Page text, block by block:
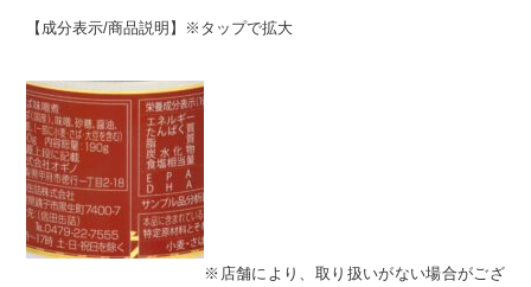
【成分表示/商品説明】※タップで拡大
※店舗により、取り扱いがない場合がござ